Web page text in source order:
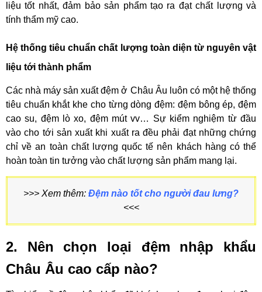
liệu tốt nhất, đảm bảo sản phẩm tạo ra đạt chất lượng và
tính thẩm mỹ cao.
Hệ thống tiêu chuẩn chất lượng toàn diện từ nguyên vật
liệu tới thành phẩm
Các nhà máy sản xuất đệm ở Châu Âu luôn có một hệ thống
tiêu chuẩn khắt khe cho từng dòng đệm: đệm bông ép, đệm
cao su, đệm lò xo, đệm mút vv… Sự kiểm nghiệm từ đầu
vào cho tới sản xuất khi xuất ra đều phải đạt những chứng
chỉ về an toàn chất lượng quốc tế nên khách hàng có thể
hoàn toàn tin tưởng vào chất lượng sản phẩm mang lại.
>>> Xem thêm: Đệm nào tốt cho người đau lưng?
<<<
2. Nên chọn loại đệm nhập khẩu
Châu Âu cao cấp nào?